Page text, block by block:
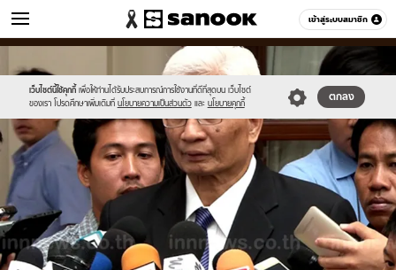
เข้าสู่ระบบสมาชิก
ข่าว หมวดอื่นๆ
เว็บไซต์นี้ใช้คุกกี้ เพื่อให้ท่านได้รับประสบการณ์การใช้งานที่ดีที่สุดบน เว็บไซต์
ของเรา โปรดศึกษาเพิ่มเติมที่ นโยบายความเป็นส่วนตัว และ นโยบายคุกกี้
ตกลง
//s.isanook.com/sr/0/images/logo-
new-
sanook.png
//s.isanook.com/ns/0/ud/367/1839546/635778-
01.jpg